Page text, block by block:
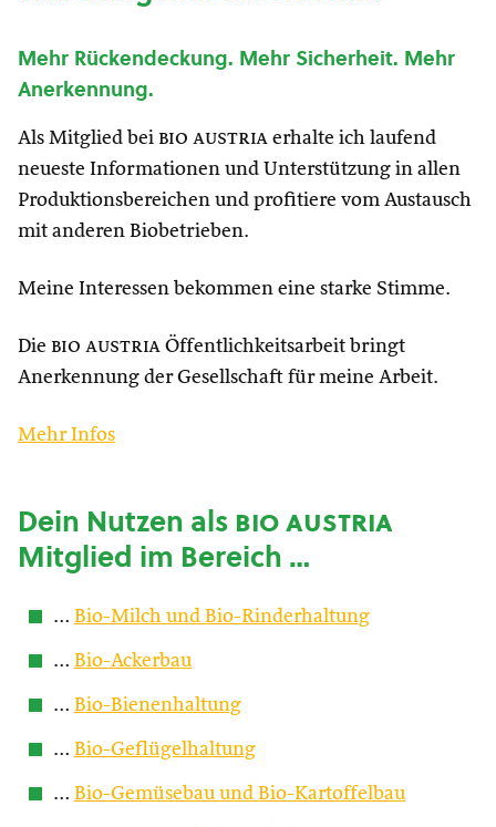
Mehr Rückendeckung. Mehr Sicherheit. Mehr
Anerkennung.
Als Mitglied bei bio austria erhalte ich laufend
neueste Informationen und Unterstützung in allen
Produktionsbereichen und profitiere vom Austausch
mit anderen Biobetrieben.
Meine Interessen bekommen eine starke Stimme.
Die bio austria Öffentlichkeitsarbeit bringt
Anerkennung der Gesellschaft für meine Arbeit.
Mehr Infos
Dein Nutzen alsbio austria
Mitglied im Bereich …
… Bio-Milch und Bio-Rinderhaltung
… Bio-Ackerbau
… Bio-Bienenhaltung
… Bio-Geflügelhaltung
… Bio-Gemüsebau und Bio-Kartoffelbau